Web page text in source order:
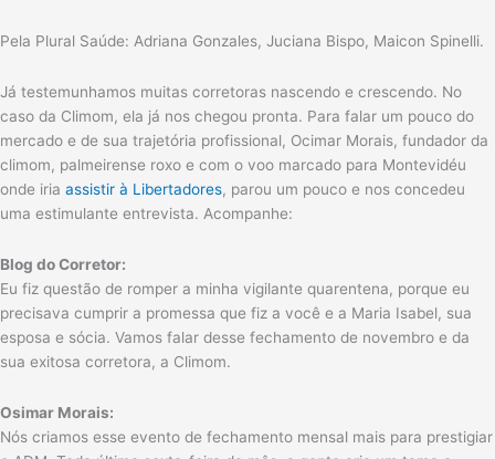
Pela Plural Saúde: Adriana Gonzales, Juciana Bispo, Maicon Spinelli.
Já testemunhamos muitas corretoras nascendo e crescendo. No
caso da Climom, ela já nos chegou pronta. Para falar um pouco do
mercado e de sua trajetória profissional, Ocimar Morais, fundador da
climom, palmeirense roxo e com o voo marcado para Montevidéu
onde iria assistir à Libertadores, parou um pouco e nos concedeu
uma estimulante entrevista. Acompanhe:
Blog do Corretor:
Eu fiz questão de romper a minha vigilante quarentena, porque eu
precisava cumprir a promessa que fiz a você e a Maria Isabel, sua
esposa e sócia. Vamos falar desse fechamento de novembro e da
sua exitosa corretora, a Climom.
Osimar Morais:
Nós criamos esse evento de fechamento mensal mais para prestigiar